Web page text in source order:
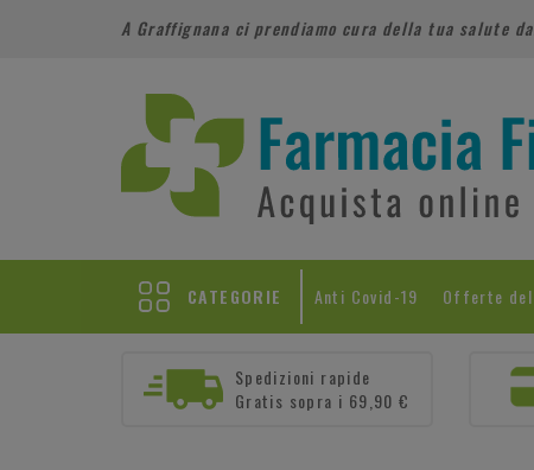
A Graffignana ci prendiamo cura della tua salute
CATEGORIE Anti Covid-19 Offerte del
Spedizioni rapide
Gratis sopra i 69,90 €